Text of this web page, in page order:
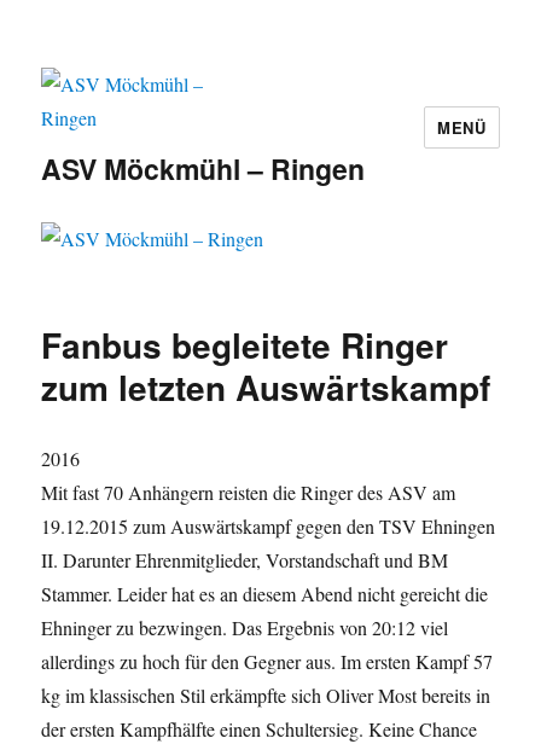
ASV Möckmühl – Ringen
MENÜ
Fanbus begleitete Ringer
zum letzten Auswärtskampf
2016
Mit fast 70 Anhängern reisten die Ringer des ASV am
19.12.2015 zum Auswärtskampf gegen den TSV Ehningen
II. Darunter Ehrenmitglieder, Vorstandschaft und BM
Stammer. Leider hat es an diesem Abend nicht gereicht die
Ehninger zu bezwingen. Das Ergebnis von 20:12 viel
allerdings zu hoch für den Gegner aus. Im ersten Kampf 57
kg im klassischen Stil erkämpfte sich Oliver Most bereits in
der ersten Kampfhälfte einen Schultersieg. Keine Chance